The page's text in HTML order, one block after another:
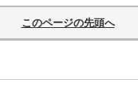
このページの先頭へ